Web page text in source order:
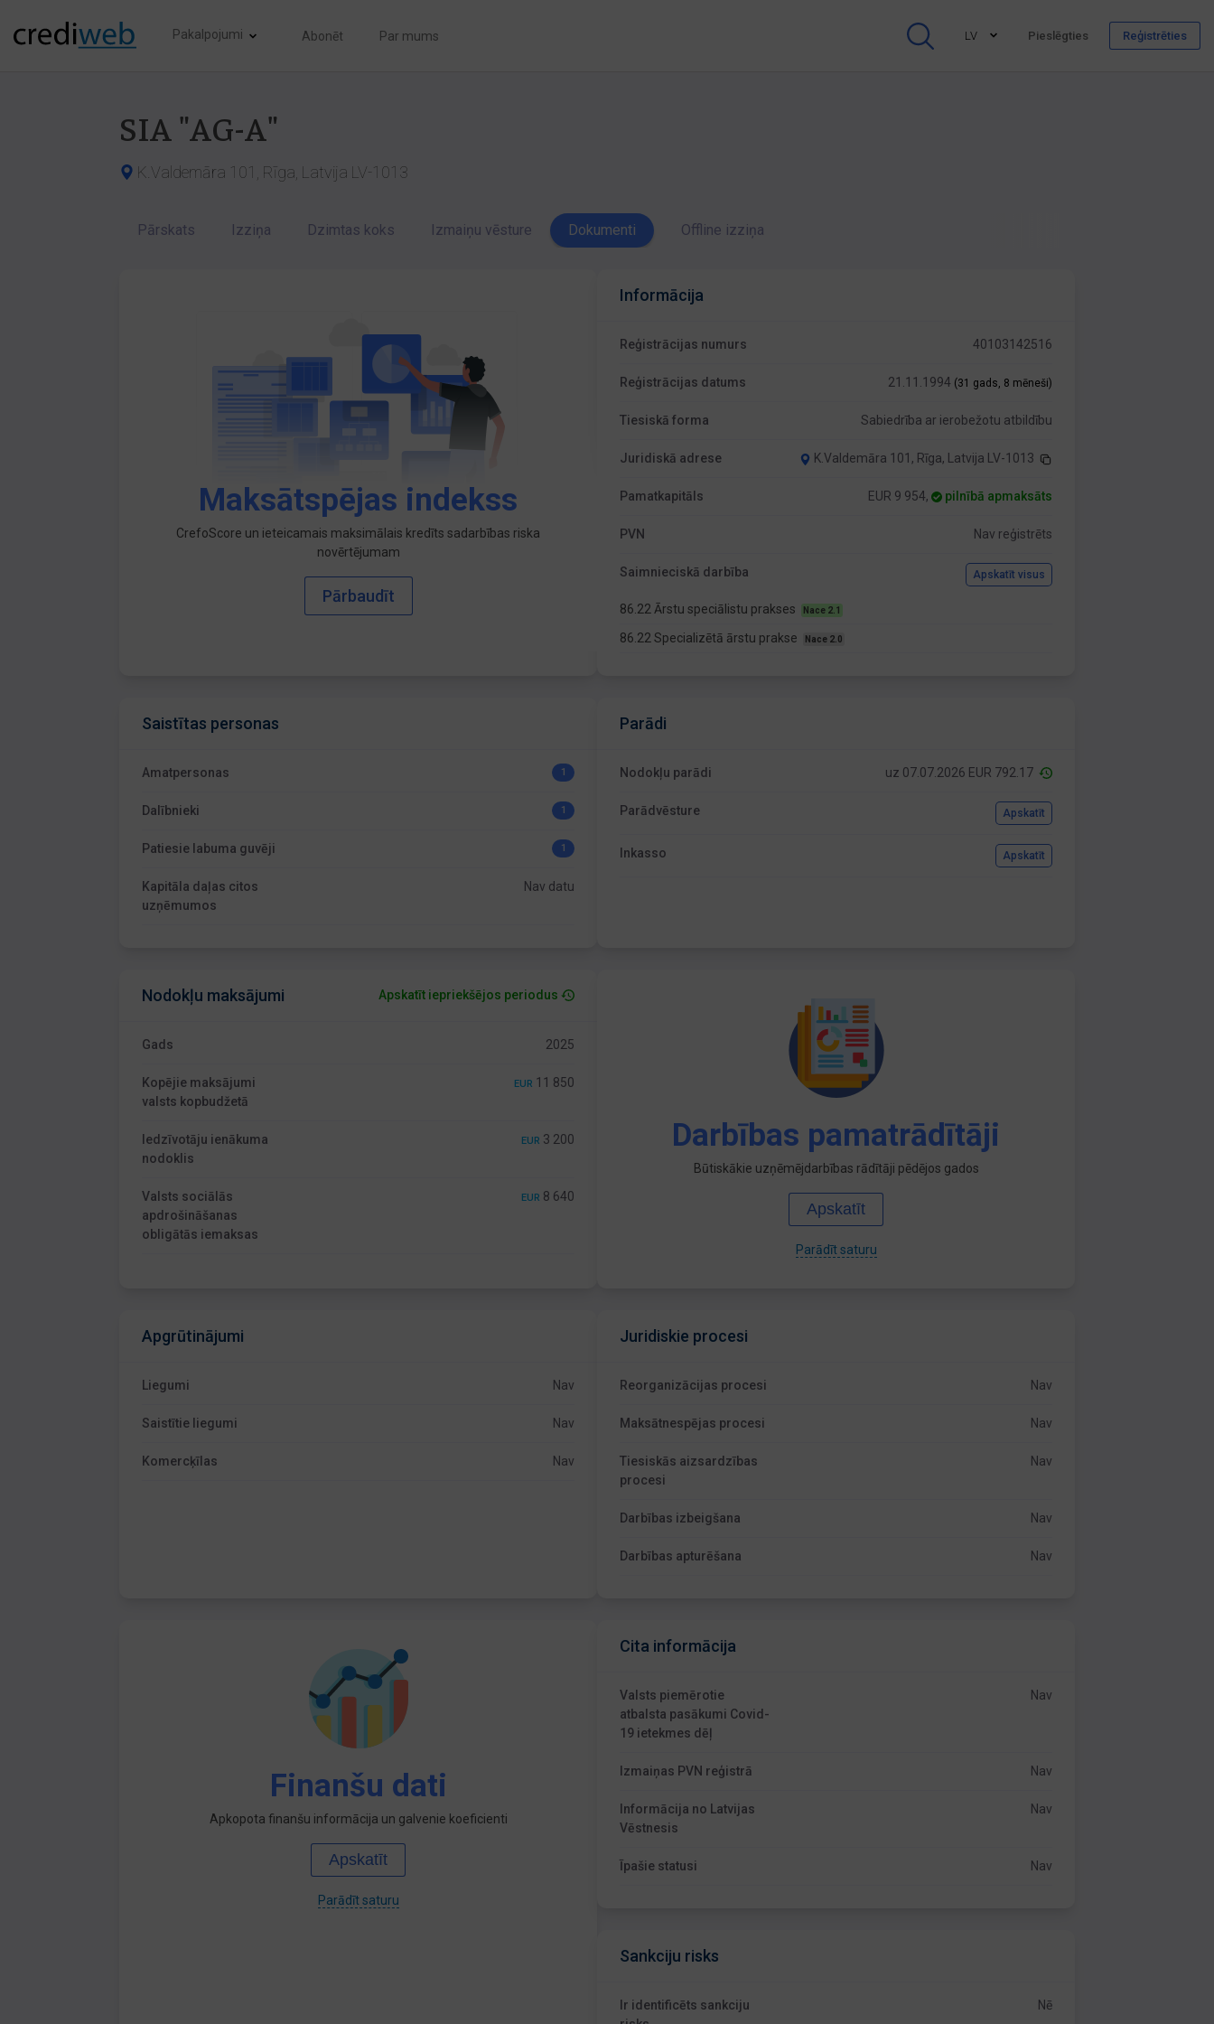
Pakalpojumi Abonēt Par mums LV Pieslēgties Reģistrēties
SIA "AG-A"
K.Valdemāra 101, Rīga, Latvija LV-1013
Pārskats Izziņa Dzimtas koks Izmaiņu vēsture Dokumenti Offline izziņa
Maksātspējas indekss
CrefoScore un ieteicamais maksimālais kredīts sadarbības riska
novērtējumam
Pārbaudīt
Informācija
Reģistrācijas numurs 40103142516
Reģistrācijas datums 21.11.1994 (31 gads, 8 mēneši)
Tiesiskā forma Sabiedrība ar ierobežotu atbildību
Juridiskā adrese K.Valdemāra 101, Rīga, Latvija LV-1013
Pamatkapitāls EUR 9 954, pilnībā apmaksāts
PVN Nav reģistrēts
Saimnieciskā darbība Apskatīt visus
86.22 Ārstu speciālistu prakses Nace 2.1
86.22 Specializētā ārstu prakse Nace 2.0
Saistītas personas
Amatpersonas 1
Dalībnieki 1
Patiesie labuma guvēji 1
Kapitāla daļas citos
uzņēmumos
Nav datu
Parādi
Nodokļu parādi uz 07.07.2026 EUR 792.17
Parādvēsture Apskatīt
Inkasso Apskatīt
Nodokļu maksājumi Apskatīt iepriekšējos periodus
Gads 2025
Kopējie maksājumi
valsts kopbudžetā
EUR 11 850
Iedzīvotāju ienākuma
nodoklis
EUR 3 200
Valsts sociālās
apdrošināšanas
obligātās iemaksas
EUR 8 640
Darbības pamatrādītāji
Būtiskākie uzņēmējdarbības rādītāji pēdējos gados
Apskatīt
Parādīt saturu
Apgrūtinājumi
Liegumi Nav
Saistītie liegumi Nav
Komercķīlas Nav
Juridiskie procesi
Reorganizācijas procesi Nav
Maksātnespējas procesi Nav
Tiesiskās aizsardzības
procesi
Nav
Darbības izbeigšana Nav
Darbības apturēšana Nav
Finanšu dati
Apkopota finanšu informācija un galvenie koeficienti
Apskatīt
Parādīt saturu
Cita informācija
Valsts piemērotie
atbalsta pasākumi Covid-
19 ietekmes dēļ
Nav
Izmaiņas PVN reģistrā Nav
Informācija no Latvijas
Vēstnesis
Nav
Īpašie statusi Nav
Sankciju risks
Ir identificēts sankciju
Nē